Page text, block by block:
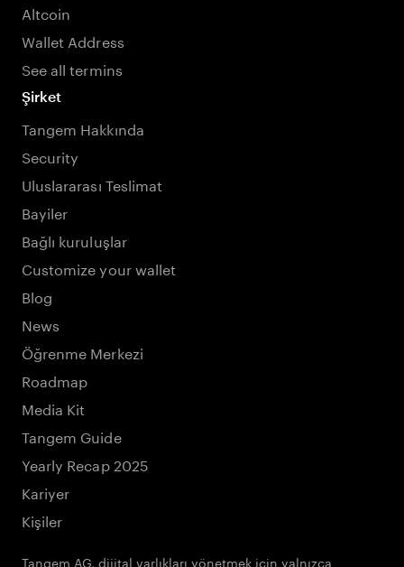
Altcoin
Wallet Address
See all termins
Şirket
Tangem Hakkında
Security
Uluslararası Teslimat
Bayiler
Bağlı kuruluşlar
Customize your wallet
Blog
News
Öğrenme Merkezi
Roadmap
Media Kit
Tangem Guide
Yearly Recap 2025
Kariyer
Kişiler
Tangem AG, dijital varlıkları yönetmek için yalnızca